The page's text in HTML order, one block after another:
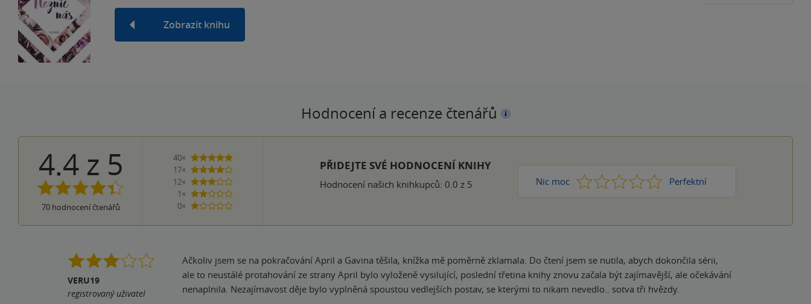
Zobrazit knihu
Hodnocení a recenze čtenářů
4.4z 5
70hodnocení čtenářů
40×
5 hvězdiček
17×
4 hvězdičky
12×
3 hvězdičky
1×
2 hvězdičky
0×
1 hvezdička
PŘIDEJTE SVÉ HODNOCENÍ KNIHY
Hodnocení našich knihkupců: 0.0 z 5 Nic moc 1 2 3 4 Perfektní
5
VERU19
registrovaný uživatel
Ačkoliv jsem se na pokračování April a Gavina těšila, knížka mě poměrně zklamala. Do čtení jsem se nutila, abych dokončila sérii,
ale to neustálé protahování ze strany April bylo vyloženě vysilující, poslední třetina knihy znovu začala být zajímavější, ale očekávání
nenaplnila. Nezajímavost děje bylo vyplněná spoustou vedlejších postav, se kterými to nikam nevedlo.. sotva tři hvězdy.